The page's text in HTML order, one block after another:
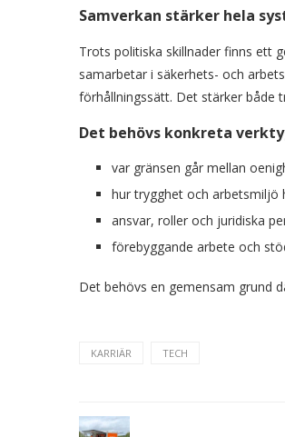
Samverkan stärker hela
Trots politiska skillnader finns ett
samarbetar i säkerhets- och
förhållningssätt. Det stärker både
Det behövs konkreta
var gränsen går mellan
hur trygghet och arbetsmiljö
ansvar, roller och juridiska
förebyggande arbete och
Det behövs en gemensam grund
KARRIÄR TECH